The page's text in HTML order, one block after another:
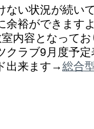
ない状況が続い
余裕ができます
内容となってお
クラブ9月度予定
出来ます→総合